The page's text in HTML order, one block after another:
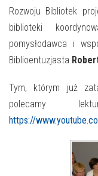
Rozwoju Bibliotek
biblioteki
pomysłodawca i
Biblioentuzjasta
Tym, którym już
polecamy
https://